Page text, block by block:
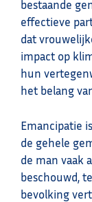
bestaande
effectieve
dat
impact op
hun
het belang
Emancipatie
de gehele
de man vaak
beschouwd,
bevolking